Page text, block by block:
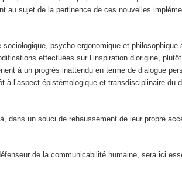
sujet de la pertinence de ces nouvelles
psycho-ergonomique et philosophique
effectuées sur l’inspiration d’origine,
à un progrès inattendu en terme de dialogue
l’aspect épistémologique et transdisciplinaire du
un souci de rehaussement de leur propre
de la communicabilité humaine, sera ici